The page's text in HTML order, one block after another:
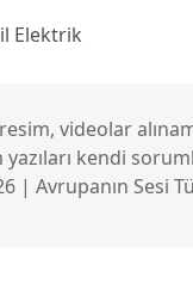
Elektrik
videolar
kendi
| Avrupanın Sesi